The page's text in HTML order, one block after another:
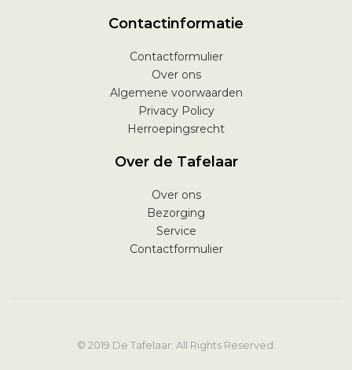
Contactinformatie
Contactformulier
Over ons
Algemene voorwaarden
Privacy Policy
Herroepingsrecht
Over de Tafelaar
Over ons
Bezorging
Service
Contactformulier
© 2019 De Tafelaar. All Rights Reserved.